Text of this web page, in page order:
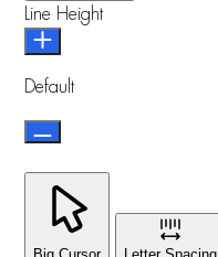
Line Height
Default